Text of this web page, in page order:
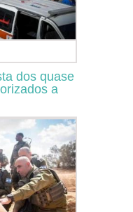
dos quase
a